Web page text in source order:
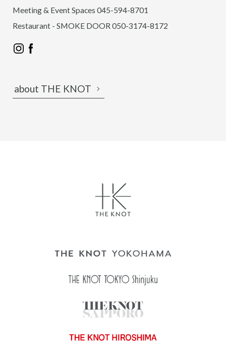
Meeting & Event Spaces 045-594-8701
Restaurant - SMOKE DOOR 050-3174-8172
about THE KNOT